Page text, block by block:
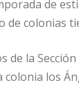
de
colonias
de la
colonia los